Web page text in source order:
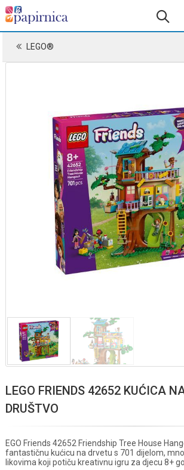
LEGO®
LEGO FRIENDS 42652 KUĆICA
DRUŠTVO
EGO Friends 42652 Friendship Tree House
fantastičnu kućicu na drvetu s 701 dijelom,
likovima koji potiču kreativnu igru za djecu 8+